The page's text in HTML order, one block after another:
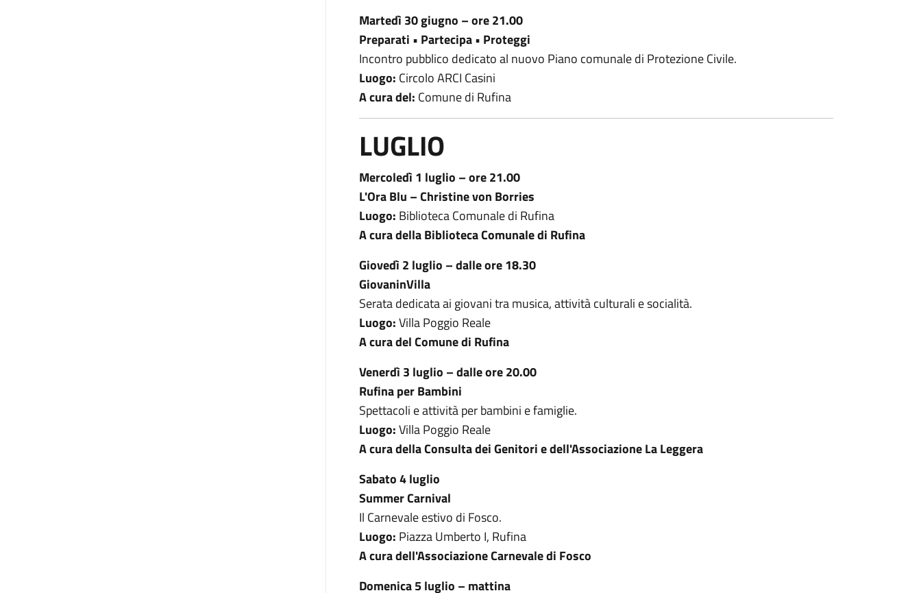
Martedì 30 giugno – ore 21.00
Preparati • Partecipa • Proteggi
Incontro pubblico dedicato al nuovo Piano comunale di Protezione Civile.
Luogo: Circolo ARCI Casini
A cura del: Comune di Rufina
LUGLIO
Mercoledì 1 luglio – ore 21.00
L'Ora Blu – Christine von Borries
Luogo: Biblioteca Comunale di Rufina
A cura della Biblioteca Comunale di Rufina
Giovedì 2 luglio – dalle ore 18.30
GiovaninVilla
Serata dedicata ai giovani tra musica, attività culturali e socialità.
Luogo:Villa Poggio Reale
A cura del Comune di Rufina
Venerdì 3 luglio – dalle ore 20.00
Rufina per Bambini
Spettacoli e attività per bambini e famiglie.
Luogo:Villa Poggio Reale
A cura della Consulta dei Genitori e dell'Associazione La Leggera
Sabato 4 luglio
Summer Carnival
Il Carnevale estivo di Fosco.
Luogo: Piazza Umberto I, Rufina
A cura dell'Associazione Carnevale di Fosco
Domenica 5 luglio – mattina